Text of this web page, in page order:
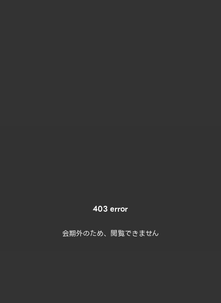
403 error
会期外のため、閲覧できません